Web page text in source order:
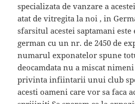
specializata de vanzare a
atat de vitregita la noi , in
sfarsitul acestei saptamani
german cu un nr. de 2450 de
numarul exponatelor spune
deocamdata nu a miscat
privinta infiintarii unui club
acesti oameni care vor sa faca